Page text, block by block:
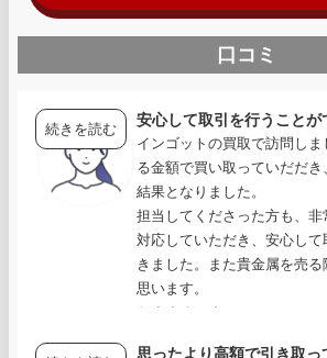
口コミ
安心して取引を行うことが
インゴットの買取で訪問し
る金額で買い取っていだだき
結果となりました。
担当してくださった方も、非
対応していただき、安心し
きました。また貴金属を売る
思います。
おすすめです。
続きを読む
思ったより高額で引き取っ